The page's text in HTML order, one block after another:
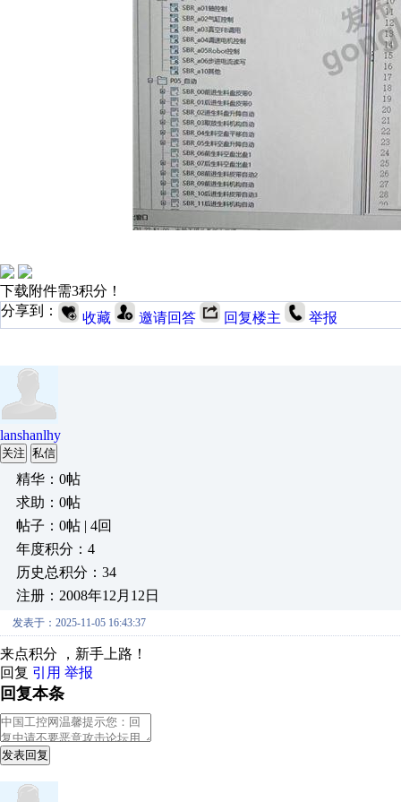
下载附件需3积分！
分享到：
收藏 邀请回答 回复楼主 举报
lanshanlhy
关注 私信
精华：0帖
求助：0帖
帖子：0帖 | 4回
年度积分：4
历史总积分：34
注册：2008年12月12日
发表于：2025-11-05 16:43:37
来点积分 ，新手上路！
回复 引用 举报
回复本条
发表回复